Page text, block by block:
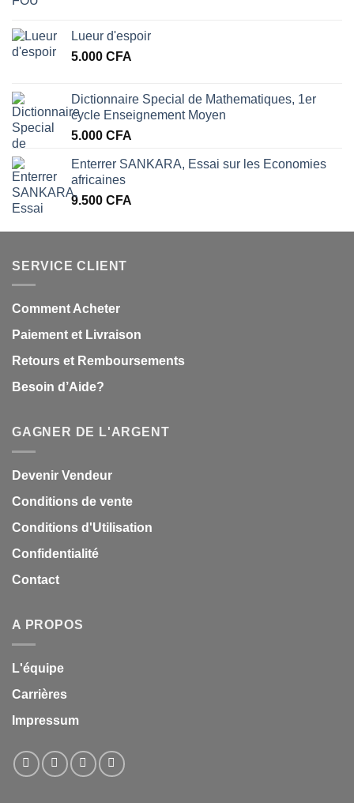
Lueur d'espoir
5.000 CFA
Dictionnaire Special de Mathematiques, 1er
cycle Enseignement Moyen
5.000 CFA
Enterrer SANKARA, Essai sur les Economies
africaines
9.500 CFA
SERVICE CLIENT
Comment Acheter
Paiement et Livraison
Retours et Remboursements
Besoin d’Aide?
GAGNER DE L'ARGENT
Devenir Vendeur
Conditions de vente
Conditions d'Utilisation
Confidentialité
Contact
A PROPOS
L'équipe
Carrières
Impressum